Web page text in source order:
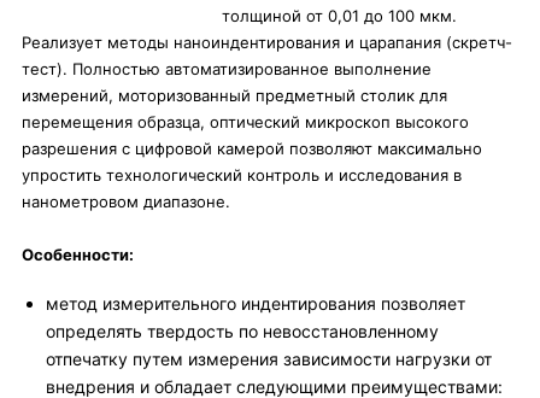
толщиной от 0,01 до 100 мкм.
Реализует методы наноиндентирования и царапания (скретч-
тест). Полностью автоматизированное выполнение
измерений, моторизованный предметный столик для
перемещения образца, оптический микроскоп высокого
разрешения с цифровой камерой позволяют максимально
упростить технологический контроль и исследования в
нанометровом диапазоне.
Особенности:
метод измерительного индентирования позволяет
определять твердость по невосстановленному
отпечатку путем измерения зависимости нагрузки от
внедрения и обладает следующими преимуществами: